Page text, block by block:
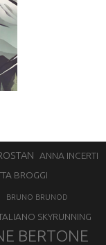
ANNA INCERTI
BROGGI
BRUNO BRUNOD
SKYRUNNING
BERTONE